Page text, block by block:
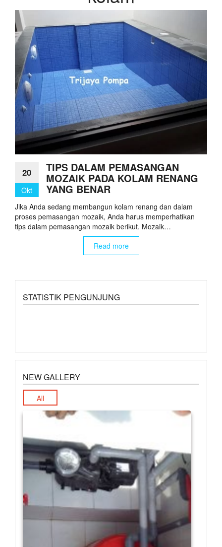
20
Okt
TIPS DALAM PEMASANGAN
MOZAIK PADA KOLAM RENANG
YANG BENAR
Jika Anda sedang membangun kolam renang dan dalam
proses pemasangan mozaik, Anda harus memperhatikan
tips dalam pemasangan mozaik berikut. Mozaik…
Read more
STATISTIK PENGUNJUNG
NEW GALLERY
All